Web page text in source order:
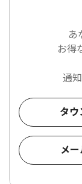
あ
お得
通
タウ
メ